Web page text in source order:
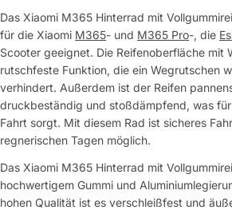
Das Xiaomi M365 Hinterrad mit
für die Xiaomi M365- und M365 Pro-, die
Scooter geeignet. Die Reifenoberfläche mit
rutschfeste Funktion, die ein Wegrutschen
verhindert. Außerdem ist der Reifen
druckbeständig und stoßdämpfend, was
Fahrt sorgt. Mit diesem Rad ist sicheres
regnerischen Tagen möglich.
Das Xiaomi M365 Hinterrad mit
hochwertigem Gummi und
hohen Qualität ist es verschleißfest und